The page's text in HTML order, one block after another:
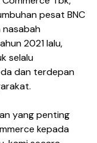
pesat BNC
nasabah
2021 lalu,
selalu
dan terdepan
yang penting
kepada